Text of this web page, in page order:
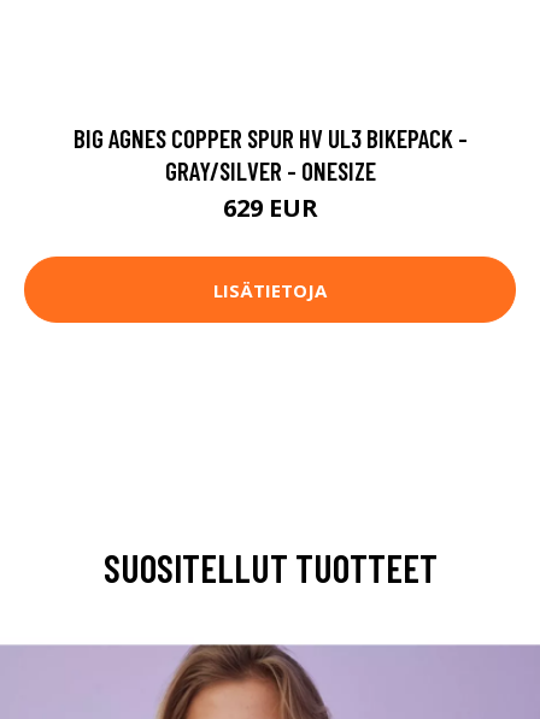
BIG AGNES COPPER SPUR HV UL3 BIKEPACK -
GRAY/SILVER - ONESIZE
629 EUR
LISÄTIETOJA
SUOSITELLUT TUOTTEET